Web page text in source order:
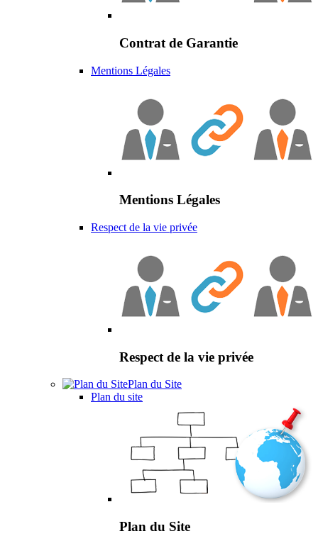
Contrat de Garantie
Mentions Légales
Mentions Légales
Respect de la vie privée
Respect de la vie privée
Plan du Site
Plan du site
Plan du Site